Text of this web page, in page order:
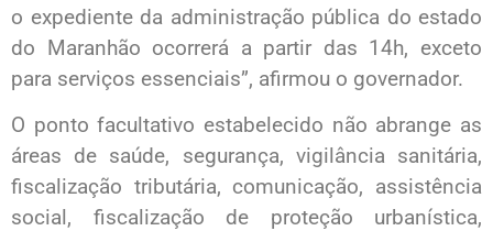
o expediente da administração pública do estado
do Maranhão ocorrerá a partir das 14h, exceto
para serviços essenciais”, afirmou o governador.
O ponto facultativo estabelecido não abrange as
áreas de saúde, segurança, vigilância sanitária,
fiscalização tributária, comunicação, assistência
social, fiscalização de proteção urbanística,